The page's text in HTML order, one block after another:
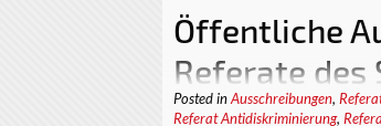
Posted inAusschreibungen,
Referat Antidiskriminierung,
Öffentliche
Referate
Technischen